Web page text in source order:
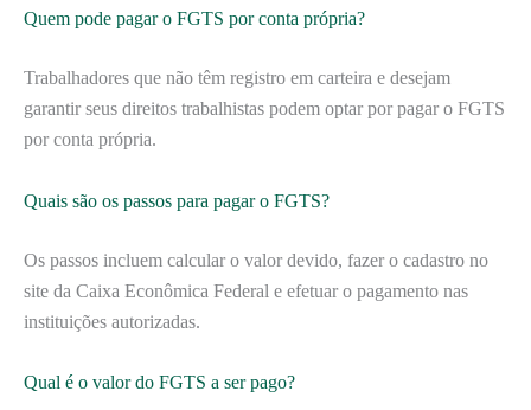
Quem pode pagar o FGTS por conta própria?
Trabalhadores que não têm registro em carteira e desejam
garantir seus direitos trabalhistas podem optar por pagar o FGTS
por conta própria.
Quais são os passos para pagar o FGTS?
Os passos incluem calcular o valor devido, fazer o cadastro no
site da Caixa Econômica Federal e efetuar o pagamento nas
instituições autorizadas.
Qual é o valor do FGTS a ser pago?